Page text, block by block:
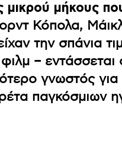
μικρού μήκους
Κόπολα,
την σπάνια
– εντάσσεται
γνωστός για
παγκόσμιων